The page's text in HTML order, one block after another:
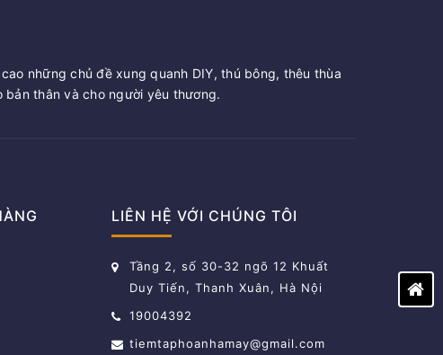
những chủ đề xung quanh DIY, thú bông, thêu thùa
bản thân và cho người yêu thương.
LIÊN HỆ VỚI CHÚNG TÔI
Tầng 2, số 30-32 ngõ 12 Khuất
Duy Tiến, Thanh Xuân, Hà Nội
19004392
tiemtaphoanhamay@gmail.com